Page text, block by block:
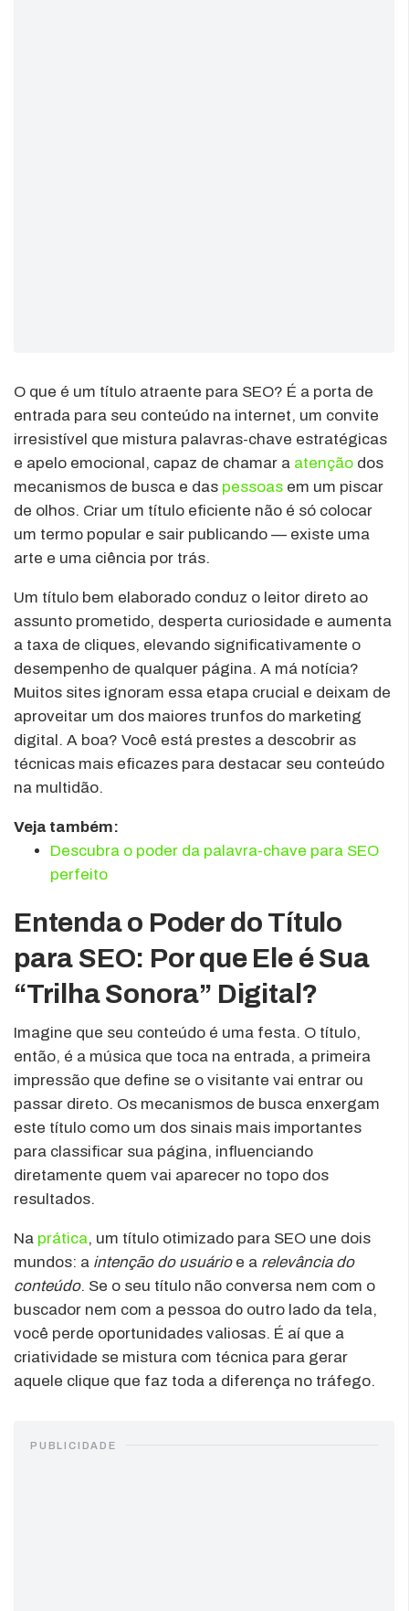
O que é um título atraente para SEO? É a porta de
entrada para seu conteúdo na internet, um convite
irresistível que mistura palavras-chave estratégicas
e apelo emocional, capaz de chamar a atenção dos
mecanismos de busca e das pessoas em um piscar
de olhos. Criar um título eficiente não é só colocar
um termo popular e sair publicando — existe uma
arte e uma ciência por trás.
Um título bem elaborado conduz o leitor direto ao
assunto prometido, desperta curiosidade e aumenta
a taxa de cliques, elevando significativamente o
desempenho de qualquer página. A má notícia?
Muitos sites ignoram essa etapa crucial e deixam de
aproveitar um dos maiores trunfos do marketing
digital. A boa? Você está prestes a descobrir as
técnicas mais eficazes para destacar seu conteúdo
na multidão.
Veja também:
Descubra o poder da palavra-chave para SEO
perfeito
Entenda o Poder do Título
para SEO: Por que Ele é Sua
“Trilha Sonora” Digital?
Imagine que seu conteúdo é uma festa. O título,
então, é a música que toca na entrada, a primeira
impressão que define se o visitante vai entrar ou
passar direto. Os mecanismos de busca enxergam
este título como um dos sinais mais importantes
para classificar sua página, influenciando
diretamente quem vai aparecer no topo dos
resultados.
Na prática, um título otimizado para SEO une dois
mundos: a intenção do usuárioe a relevância do
conteúdo. Se o seu título não conversa nem com o
buscador nem com a pessoa do outro lado da tela,
você perde oportunidades valiosas. É aí que a
criatividade se mistura com técnica para gerar
aquele clique que faz toda a diferença no tráfego.
PUBLICIDADE